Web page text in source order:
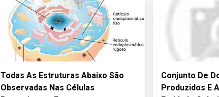
Todas As Estruturas Abaixo São
Observadas Nas Células
Conjunto De
Produzidos E